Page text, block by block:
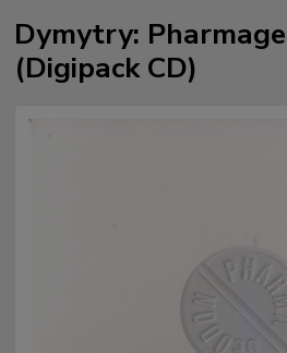
Dymytry:
(Digipack CD)